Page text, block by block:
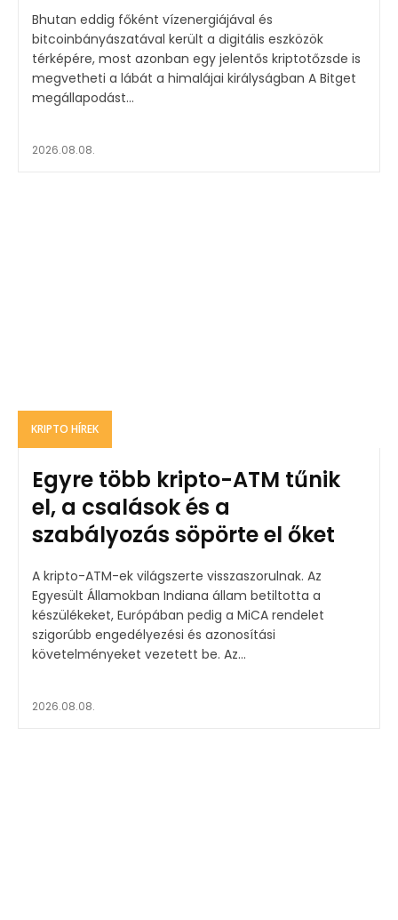
Bhutan eddig főként vízenergiájával és
bitcoinbányászatával került a digitális eszközök
térképére, most azonban egy jelentős kriptotőzsde is
megvetheti a lábát a himalájai királyságban A Bitget
megállapodást...
2026.08.08.
KRIPTO HÍREK
Egyre több kripto-ATM tűnik
el, a csalások és a
szabályozás söpörte el őket
A kripto-ATM-ek világszerte visszaszorulnak. Az
Egyesült Államokban Indiana állam betiltotta a
készülékeket, Európában pedig a MiCA rendelet
szigorúbb engedélyezési és azonosítási
követelményeket vezetett be. Az...
2026.08.08.